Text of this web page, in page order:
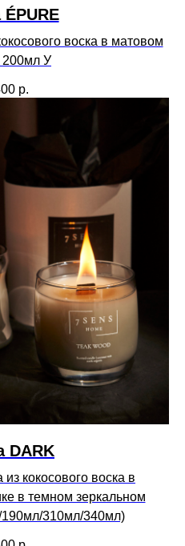
воска в матовом
200мл У
р.
DARK
кокосового воска в
в темном зеркальном
310мл/340мл)